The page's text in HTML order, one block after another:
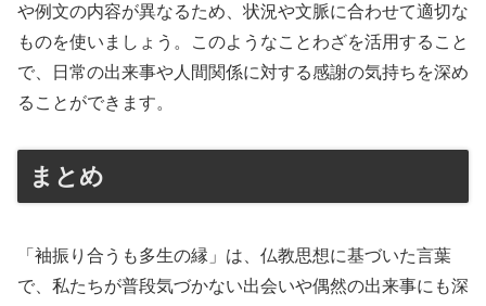
や例文の内容が異なるため、状況や文脈に合わせて適切な
ものを使いましょう。このようなことわざを活用すること
で、日常の出来事や人間関係に対する感謝の気持ちを深め
ることができます。
まとめ
「袖振り合うも多生の縁」は、仏教思想に基づいた言葉
で、私たちが普段気づかない出会いや偶然の出来事にも深